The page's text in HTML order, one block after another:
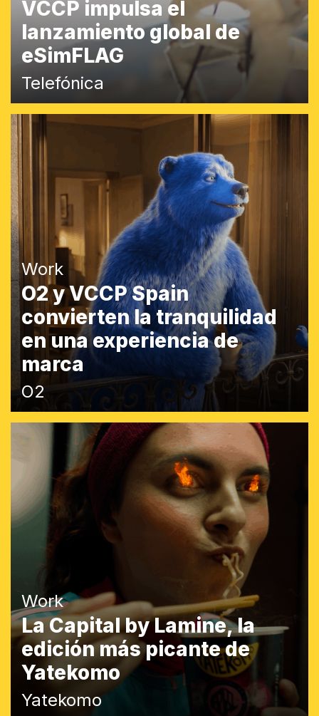
VCCP impulsa el
lanzamiento global de
eSimFLAG
Telefónica
Work
O2 y VCCP Spain
convierten la tranquilidad
en una experiencia de
marca
O2
Work
La Capital by Lamine, la
edición más picante de
Yatekomo
Yatekomo